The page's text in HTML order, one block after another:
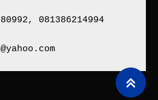
081386214994